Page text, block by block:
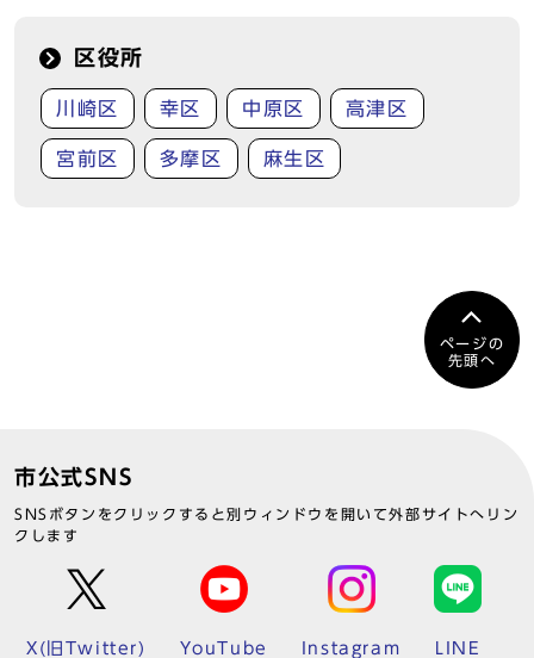
区役所
川崎区 幸区 中原区 高津区
宮前区 多摩区 麻生区
ページの
先頭へ
市公式SNS
SNSボタンをクリックすると別ウィンドウを開いて外部サイトへリン
クします
X(旧Twitter) YouTube Instagram LINE